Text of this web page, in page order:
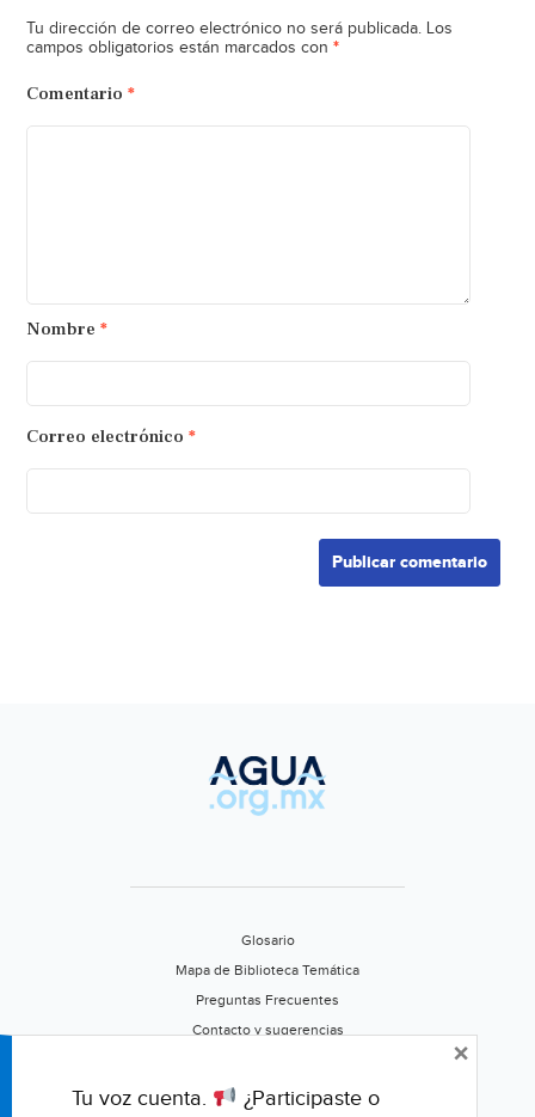
Tu dirección de correo electrónico no será publicada. Los
campos obligatorios están marcados con *
Comentario *
Nombre *
Correo electrónico *
Glosario
Mapa de Biblioteca Temática
Preguntas Frecuentes
Contacto y sugerencias
Califica este portal
Tu voz cuenta.
¿Participaste o
×